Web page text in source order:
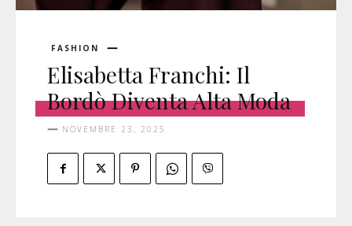
FASHION
Elisabetta Franchi: Il
Bordò Diventa Alta Moda
NOVEMBRE 23, 2025